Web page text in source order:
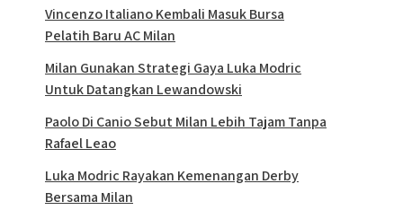
Vincenzo Italiano Kembali Masuk Bursa
Pelatih Baru AC Milan
Milan Gunakan Strategi Gaya Luka Modric
Untuk Datangkan Lewandowski
Paolo Di Canio Sebut Milan Lebih Tajam Tanpa
Rafael Leao
Luka Modric Rayakan Kemenangan Derby
Bersama Milan